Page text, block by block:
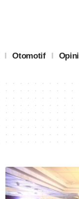
Otomotif Opini